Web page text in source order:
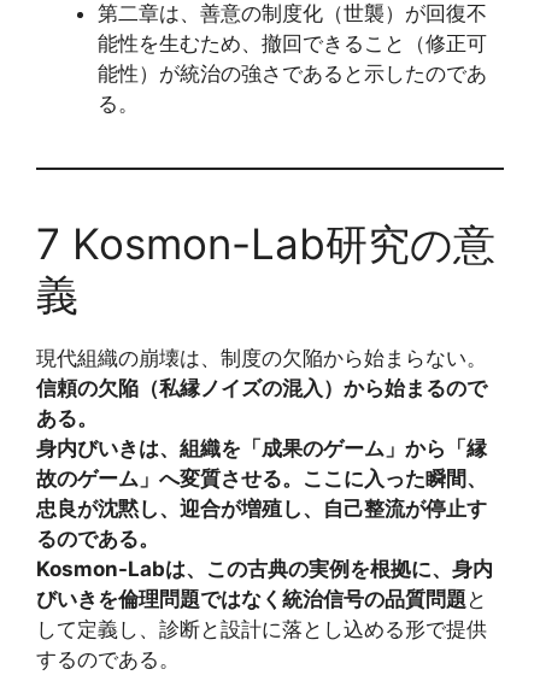
第二章は、善意の制度化（世襲）が回復不
能性を生むため、撤回できること（修正可
能性）が統治の強さであると示したのであ
る。
7 Kosmon-Lab研究の意
義
現代組織の崩壊は、制度の欠陥から始まらない。
信頼の欠陥（私縁ノイズの混入）から始まるので
ある。
身内びいきは、組織を「成果のゲーム」から「縁
故のゲーム」へ変質させる。ここに入った瞬間、
忠良が沈黙し、迎合が増殖し、自己整流が停止す
るのである。
Kosmon-Labは、この古典の実例を根拠に、身内
びいきを倫理問題ではなく統治信号の品質問題 と
して定義し、診断と設計に落とし込める形で提供
するのである。